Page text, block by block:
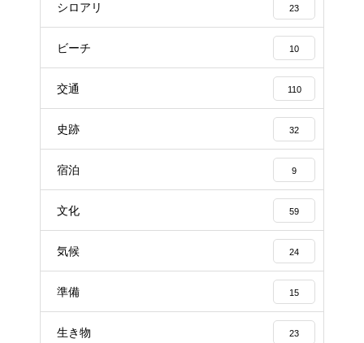
シロアリ 23
ビーチ 10
交通 110
史跡 32
宿泊 9
文化 59
気候 24
準備 15
生き物 23